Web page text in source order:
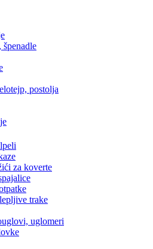
špenadle
postolja
za koverte
trake
uglomeri